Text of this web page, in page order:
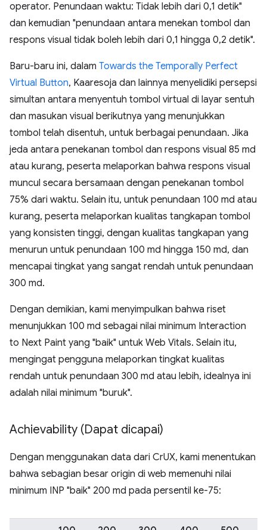
operator. Penundaan waktu: Tidak lebih dari 0,1 detik"
dan kemudian "penundaan antara menekan tombol dan
respons visual tidak boleh lebih dari 0,1 hingga 0,2 detik".
Baru-baru ini, dalam Towards the Temporally Perfect
Virtual Button, Kaaresoja dan lainnya menyelidiki persepsi
simultan antara menyentuh tombol virtual di layar sentuh
dan masukan visual berikutnya yang menunjukkan
tombol telah disentuh, untuk berbagai penundaan. Jika
jeda antara penekanan tombol dan respons visual 85 md
atau kurang, peserta melaporkan bahwa respons visual
muncul secara bersamaan dengan penekanan tombol
75% dari waktu. Selain itu, untuk penundaan 100 md atau
kurang, peserta melaporkan kualitas tangkapan tombol
yang konsisten tinggi, dengan kualitas tangkapan yang
menurun untuk penundaan 100 md hingga 150 md, dan
mencapai tingkat yang sangat rendah untuk penundaan
300 md.
Dengan demikian, kami menyimpulkan bahwa riset
menunjukkan 100 md sebagai nilai minimum Interaction
to Next Paint yang "baik" untuk Web Vitals. Selain itu,
mengingat pengguna melaporkan tingkat kualitas
rendah untuk penundaan 300 md atau lebih, idealnya ini
adalah nilai minimum "buruk".
Achievability (Dapat dicapai)
Dengan menggunakan data dari CrUX, kami menentukan
bahwa sebagian besar origin di web memenuhi nilai
minimum INP "baik" 200 md pada persentil ke-75: